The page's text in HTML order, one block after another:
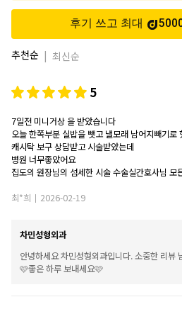
후기 쓰고 최대
추천순 | 최신순
5
7일전 미니거상 을 받았습니다
오늘 한쪽부분 실밥을 뺏고 낼모래 남어지빼기로
캐시탁 보구 상담받고 시술받았는데
병원 너무좋았어요
집도의 원장님의 섬세한 시술 수술실간호사님 모든 스템이 너무나 친절히 조금도 소홀
얼마나 감사 한지 모르겠습니다
최*희 | 2026-02-19
차민성형외과
안녕하세요 차민성형외과입니다. 소중한 리뷰
🩷좋은 하루 보내세요🩷